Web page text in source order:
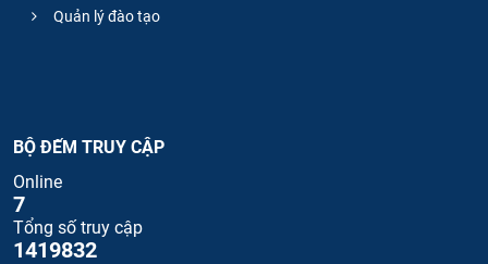
Quản lý đào tạo
BỘ ĐẾM TRUY CẬP
Online
7
Tổng số truy cập
1419832